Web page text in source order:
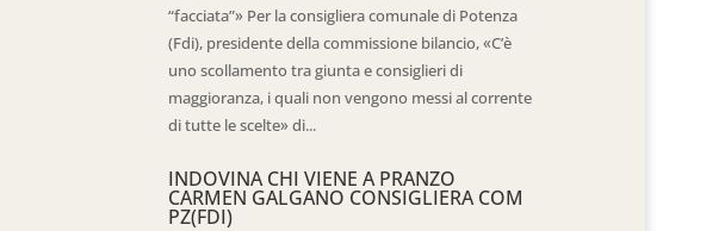
“facciata”» Per la consigliera comunale di Potenza
(Fdi), presidente della commissione bilancio, «C’è
uno scollamento tra giunta e consiglieri di
maggioranza, i quali non vengono messi al corrente
di tutte le scelte» di...
INDOVINA CHI VIENE A PRANZO
CARMEN GALGANO CONSIGLIERA COM
PZ(FDI)